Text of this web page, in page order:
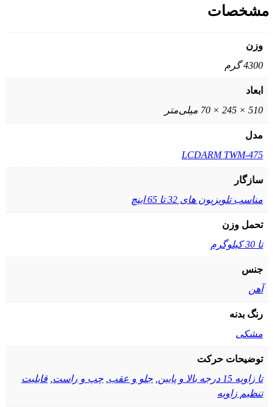
مشخصات
وزن
4300 گرم
ابعاد
510 × 245 × 70 میلی‌متر
مدل
LCDARM TWM-475
سازگار
مناسب تلویزیون های 32 تا 65 اینچ
تحمل وزن
تا 30 کیلوگرم
جنس
آهن
رنگ بدنه
مشکی
توضیحات حرکت
تا زاویه 15 درجه بالا و پایین
جلو و عقب چپ و راست قابلیت
تنظیم زاویه